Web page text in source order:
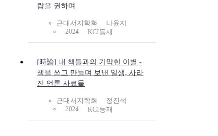
람을 권하며
근대서지학회
나윤지
2024
KCI등재
[時論] 내 책들과의 기막힌 이별 -
책을 쓰고 만들며 보낸 일생, 사라
진 언론 사료들
근대서지학회
정진석
2024
KCI등재